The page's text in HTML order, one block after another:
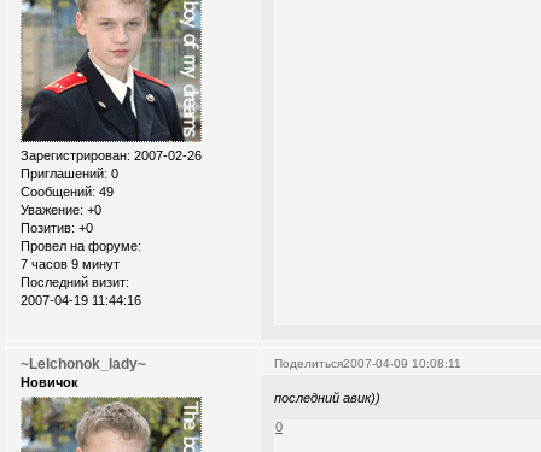
Зарегистрирован: 2007-02-26
Приглашений: 0
Сообщений: 49
Уважение: +0
Позитив: +0
Провел на форуме:
7 часов 9 минут
Последний визит:
2007-04-19 11:44:16
Поделиться2007-04-09 10:08:11
~Lelchonok_lady~
Новичок
последний авик))
0